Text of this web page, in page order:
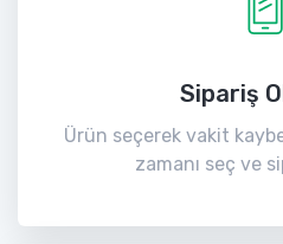
Sipariş
Ürün seçerek vakit
zamanı seç ve